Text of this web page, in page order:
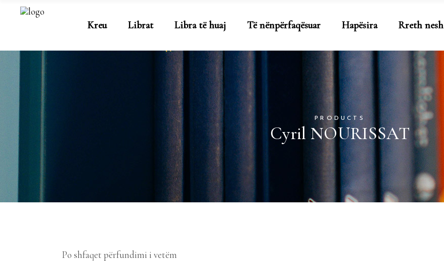
Kreu Librat Libra të huaj Të nënpërfaqësuar Hapësira Rreth nesh
PRODUCTS
Cyril NOURISSAT
Po shfaqet përfundimi i vetëm